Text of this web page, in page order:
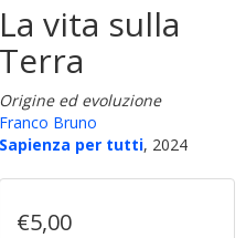
La vita sulla
Terra
Origine ed evoluzione
Franco Bruno
Sapienza per tutti, 2024
€5,00